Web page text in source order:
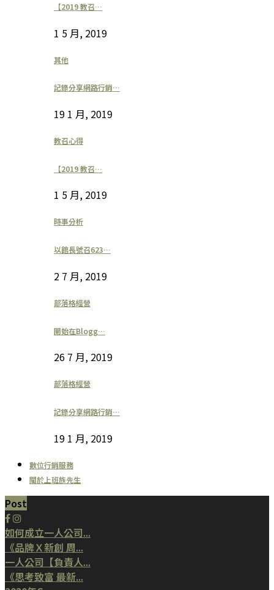
【2019 教召…
1 5 月, 2019
其他
記錄分享網路行銷…
19 1 月, 2019
教召心得
【2019 教召…
1 5 月, 2019
時事分析
以館長號召623…
2 7 月, 2019
部落格經營
開始在Blogg…
26 7 月, 2019
部落格經營
記錄分享網路行銷…
19 1 月, 2019
數位行銷服務
關於上班族先生
Post
如何成立一人公司...
《品牌Ｘ新創 周...
一人公司【負責人...
《思考致富 最新...